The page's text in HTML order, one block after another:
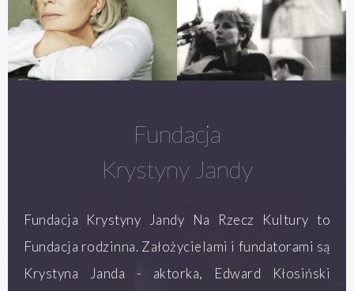
Fundacja
Krystyny Jandy
Fundacja Krystyny Jandy Na Rzecz Kultury to
Fundacja rodzinna. Założycielami i fundatorami są
Krystyna Janda - aktorka, Edward Kłosiński